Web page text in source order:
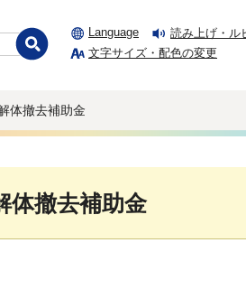
Language
読み上げ・ル
文字サイズ・配色の変更
体撤去補助金
体撤去補助金